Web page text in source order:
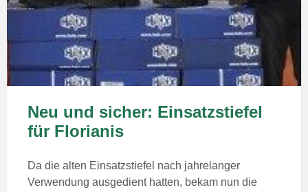
Neu und sicher: Einsatzstiefel
für Florianis
Da die alten Einsatzstiefel nach jahrelanger
Verwendung ausgedient hatten, bekam nun die